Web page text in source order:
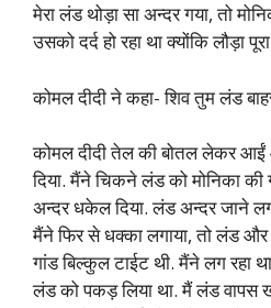
मेरा लंड थोड़ा सा अन्दर गया, तो
उसको दर्द हो रहा था क्योंकि लौड़ा
कोमल दीदी ने कहा- शिव तुम लंड
कोमल दीदी तेल की बोतल लेकर
दिया. मैंने चिकने लंड को मोनिका
अन्दर धकेल दिया. लंड अन्दर जाने
मैंने फिर से धक्का लगाया, तो लंड और
गांड बिल्कुल टाईट थी. मैंने लग रहा
लंड को पकड़ लिया था. मैं लंड वापस